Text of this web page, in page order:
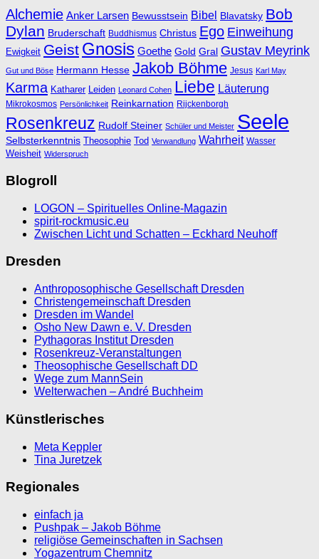
Alchemie Anker Larsen Bewusstsein Bibel Blavatsky Bob
Dylan Bruderschaft Buddhismus Christus Ego Einweihung
Ewigkeit Geist Gnosis Goethe Gold Gral Gustav Meyrink
Gut und Böse Hermann Hesse Jakob Böhme Jesus Karl May
Karma Katharer Leiden Leonard Cohen Liebe Läuterung
Mikrokosmos Persönlichkeit Reinkarnation Rijckenborgh
Rosenkreuz Rudolf Steiner Schüler und Meister Seele
Selbsterkenntnis Theosophie Tod Verwandlung Wahrheit Wasser
Weisheit Widerspruch
Blogroll
LOGON – Spirituelles Online-Magazin
spirit-rockmusic.eu
Zwischen Licht und Schatten – Eckhard Neuhoff
Dresden
Anthroposophische Gesellschaft Dresden
Christengemeinschaft Dresden
Dresden im Wandel
Osho New Dawn e. V. Dresden
Pythagoras Institut Dresden
Rosenkreuz-Veranstaltungen
Theosophische Gesellschaft DD
Wege zum MannSein
Welterwachen – André Buchheim
Künstlerisches
Meta Keppler
Tina Juretzek
Regionales
einfach ja
Pushpak – Jakob Böhme
religiöse Gemeinschaften in Sachsen
Yogazentrum Chemnitz